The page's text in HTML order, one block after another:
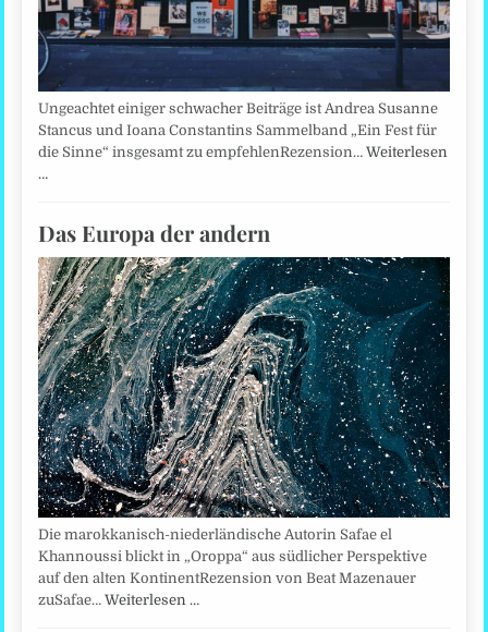
Ungeachtet einiger schwacher Beiträge ist Andrea Susanne
Stancus und Ioana Constantins Sammelband „Ein Fest für
die Sinne“ insgesamt zu empfehlenRezension…Weiterlesen
…
Das Europa der andern
Die marokkanisch-niederländische Autorin Safae el
Khannoussi blickt in „Oroppa“ aus südlicher Perspektive
auf den alten KontinentRezension von Beat Mazenauer
zuSafae…Weiterlesen …